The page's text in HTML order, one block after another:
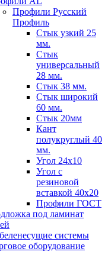
Профили Русский
Профиль
Стык узкий 25
мм.
Стык
универсальный
28 мм.
Стык 38 мм.
Стык широкий
60 мм.
Стык 20мм
Кант
полукруглый 40
мм.
Угол 24х10
Угол с
резиновой
вставкой 40х20
Профили ГОСТ
под ламинат
системы
оборудование